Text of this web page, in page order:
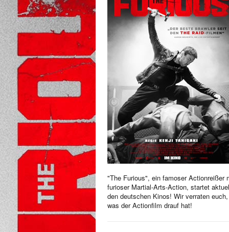
"The Furious", ein famoser Actionreißer
furioser Martial-Arts-Action, startet
den deutschen Kinos! Wir verraten euch,
was der Actionfilm drauf hat!